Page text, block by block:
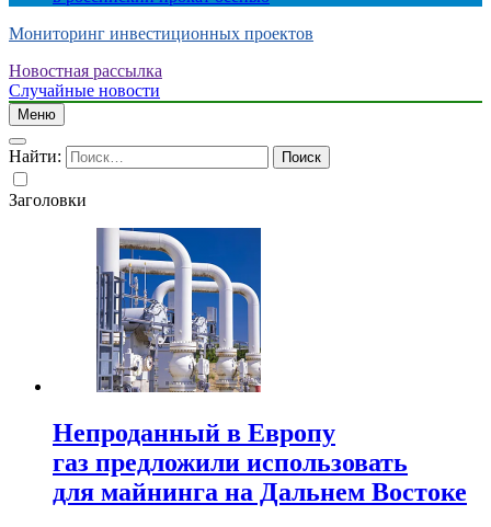
Мониторинг инвестиционных проектов
Новостная рассылка
Случайные новости
Меню
Найти:
Заголовки
Непроданный в Европу
газ предложили использовать
для майнинга на Дальнем Востоке